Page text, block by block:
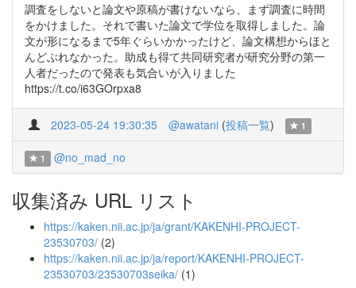
調査をしないと論文や原稿が書けないなら、まず調査に時間
をかけました。それで書いた論文で学位を取得しました。論
文が形になるまで5年ぐらいかかったけど、論文構想からほと
んどぶれなかった。助成も得て共同研究者が研究分野の第一
人者だったので発表も気合いが入りました
https://t.co/i63GOrpxa8
2023-05-24 19:30:35 @awatani (投稿一覧) 1
1 @no_mad_no
収集済み URL リスト
https://kaken.nii.ac.jp/ja/grant/KAKENHI-PROJECT-
23530703/ (2)
https://kaken.nii.ac.jp/ja/report/KAKENHI-PROJECT-
23530703/23530703seika/ (1)